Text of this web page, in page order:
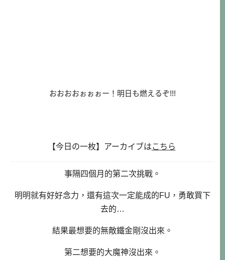
おおおおぉぉぉー！明日も燃えるぞ!!!
【今日の一枚】アーカイブはこちら
事隔四個月的第二次挑戰。
明明就有好好念力，還有這次一定能成的FU，勇敢買下
去的…
結果最想要的無敵鐵金剛沒出來。
第二想要的大魔神沒出來。